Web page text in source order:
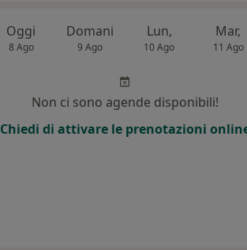
Oggi
8 Ago
Domani
9 Ago
Lun,
10 Ago
Mar,
11 Ago
Non ci sono agende disponibili!
Chiedi di attivare le prenotazioni